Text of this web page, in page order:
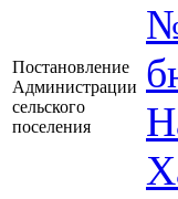
Постановление
Администрации
сельского
поселения